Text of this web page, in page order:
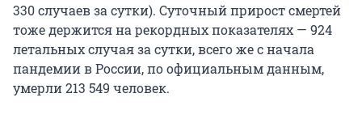
330 случаев за сутки). Суточный прирост смертей
тоже держится на рекордных показателях — 924
летальных случая за сутки, всего же с начала
пандемии в России, по официальным данным,
умерли 213 549 человек.